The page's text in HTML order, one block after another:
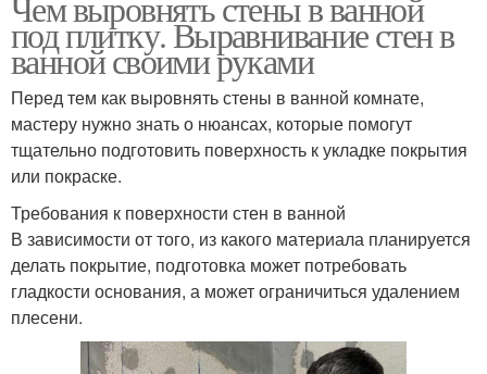
под плитку. Выравнивание стен в
ванной своими руками
Перед тем как выровнять стены в ванной комнате,
мастеру нужно знать о нюансах, которые помогут
тщательно подготовить поверхность к укладке покрытия
или покраске.
Требования к поверхности стен в ванной
В зависимости от того, из какого материала планируется
делать покрытие, подготовка может потребовать
гладкости основания, а может ограничиться удалением
плесени.